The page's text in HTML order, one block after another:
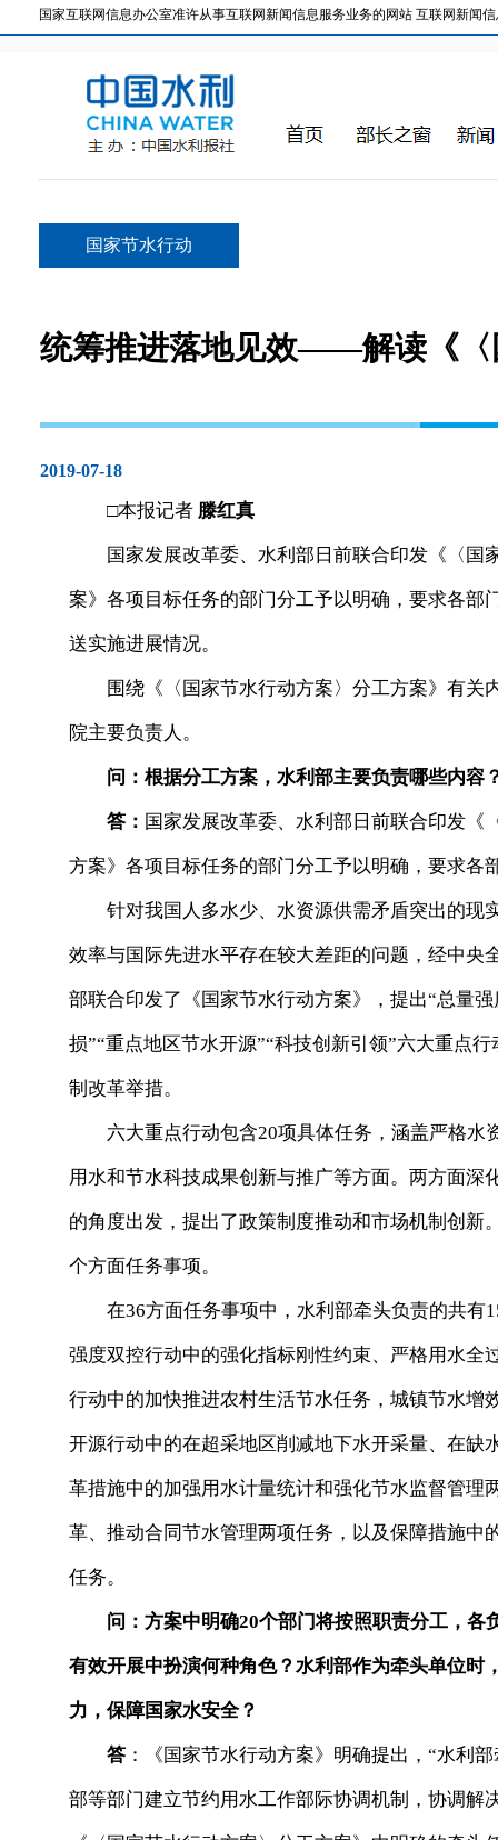
国家互联网信息办公室准许从事互联网新闻信息服务业务的网站 互联网新闻信
国家节水行动
统筹推进落地见效——解读《〈
2019-07-18
□本报记者 滕红真
国家发展改革委、水利部日前联合印发《〈国
案》各项目标任务的部门分工予以明确，要求各部
送实施进展情况。
围绕《〈国家节水行动方案〉分工方案》有关
院主要负责人。
问：根据分工方案，水利部主要负责哪些内容
答： 国家发展改革委、水利部日前联合印发《
方案》各项目标任务的部门分工予以明确，要求各
针对我国人多水少、水资源供需矛盾突出的现
效率与国际先进水平存在较大差距的问题，经中
部联合印发了《国家节水行动方案》，提出“总量
损”“重点地区节水开源”“科技创新引领”六大重点
制改革举措。
六大重点行动包含20项具体任务，涵盖严格水
用水和节水科技成果创新与推广等方面。两方面
的角度出发，提出了政策制度推动和市场机制创新
个方面任务事项。
在36方面任务事项中，水利部牵头负责的共有
强度双控行动中的强化指标刚性约束、严格用水
行动中的加快推进农村生活节水任务，城镇节水
开源行动中的在超采地区削减地下水开采量、在缺
革措施中的加强用水计量统计和强化节水监督管理
革、推动合同节水管理两项任务，以及保障措施
任务。
问：方案中明确20个部门将按照职责分工，
有效开展中扮演何种角色？水利部作为牵头单位
力，保障国家水安全？
答 ：《国家节水行动方案》明确提出，“水利
部等部门建立节约用水工作部际协调机制，协调解